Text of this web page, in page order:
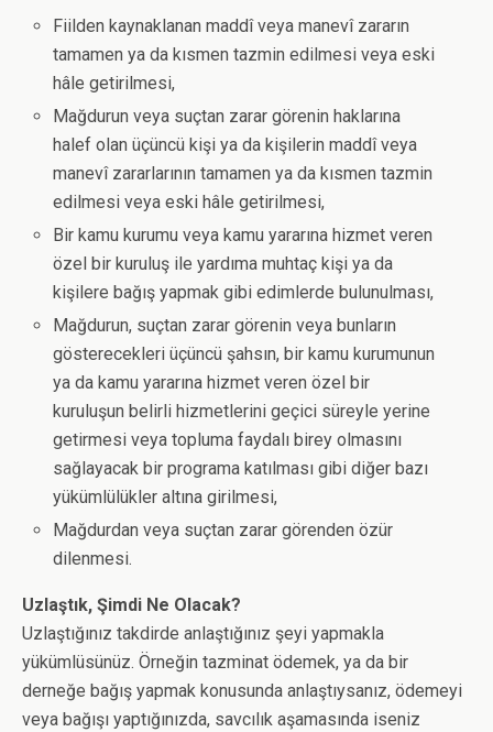
Fiilden kaynaklanan maddî veya manevî zararın
tamamen ya da kısmen tazmin edilmesi veya eski
hâle getirilmesi,
Mağdurun veya suçtan zarar görenin haklarına
halef olan üçüncü kişi ya da kişilerin maddî veya
manevî zararlarının tamamen ya da kısmen tazmin
edilmesi veya eski hâle getirilmesi,
Bir kamu kurumu veya kamu yararına hizmet veren
özel bir kuruluş ile yardıma muhtaç kişi ya da
kişilere bağış yapmak gibi edimlerde bulunulması,
Mağdurun, suçtan zarar görenin veya bunların
gösterecekleri üçüncü şahsın, bir kamu kurumunun
ya da kamu yararına hizmet veren özel bir
kuruluşun belirli hizmetlerini geçici süreyle yerine
getirmesi veya topluma faydalı birey olmasını
sağlayacak bir programa katılması gibi diğer bazı
yükümlülükler altına girilmesi,
Mağdurdan veya suçtan zarar görenden özür
dilenmesi.
Uzlaştık, Şimdi Ne Olacak?
Uzlaştığınız takdirde anlaştığınız şeyi yapmakla
yükümlüsünüz. Örneğin tazminat ödemek, ya da bir
derneğe bağış yapmak konusunda anlaştıysanız, ödemeyi
veya bağışı yaptığınızda, savcılık aşamasında iseniz